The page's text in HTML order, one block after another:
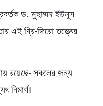
ড. মুহাম্মদ ইউনূস
এই থ্রি-জিরো তত্ত্বের
রয়েছে- সকলের জন্য
নিমার্ণ।